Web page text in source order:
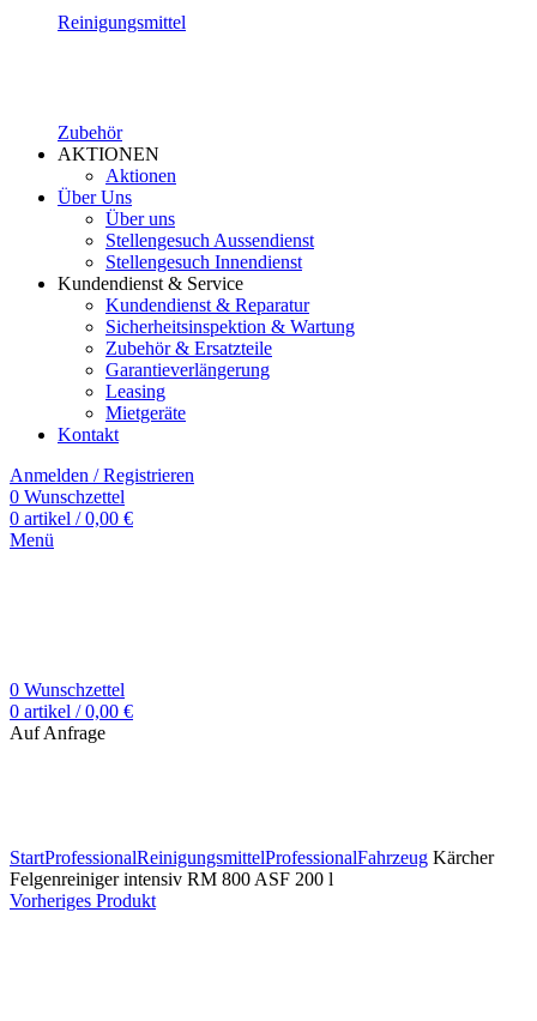
Reinigungsmittel
Zubehör
AKTIONEN
Aktionen
Über Uns
Über uns
Stellengesuch Aussendienst
Stellengesuch Innendienst
Kundendienst & Service
Kundendienst & Reparatur
Sicherheitsinspektion & Wartung
Zubehör & Ersatzteile
Garantieverlängerung
Leasing
Mietgeräte
Kontakt
Anmelden / Registrieren
0 Wunschzettel
0 artikel / 0,00 €
Menü
0 Wunschzettel
0 artikel / 0,00 €
Auf Anfrage
StartProfessionalReinigungsmittelProfessionalFahrzeug Kärcher
Felgenreiniger intensiv RM 800 ASF 200 l
Vorheriges Produkt